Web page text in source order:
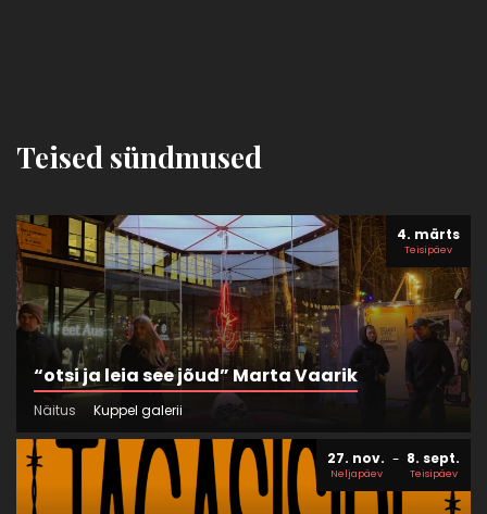
Teised sündmused
4. märts
Teisipäev
“otsi ja leia see jõud” Marta Vaarik
Näitus Kuppel galerii
27. nov.
Neljapäev
8. sept.
Teisipäev